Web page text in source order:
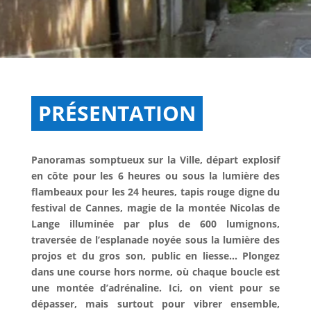
PRÉSENTATION
Panoramas somptueux sur la Ville, départ explosif
en côte pour les 6 heures ou sous la lumière des
flambeaux pour les 24 heures, tapis rouge digne du
festival de Cannes, magie de la montée Nicolas de
Lange illuminée par plus de 600 lumignons,
traversée de l’esplanade noyée sous la lumière des
projos et du gros son, public en liesse… Plongez
dans une course hors norme, où chaque boucle est
une montée d’adrénaline. Ici, on vient pour se
dépasser, mais surtout pour vibrer ensemble,